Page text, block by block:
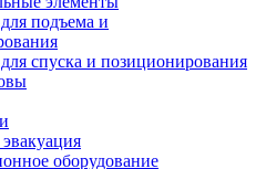
подъема и
спуска и позиционирования
оборудование